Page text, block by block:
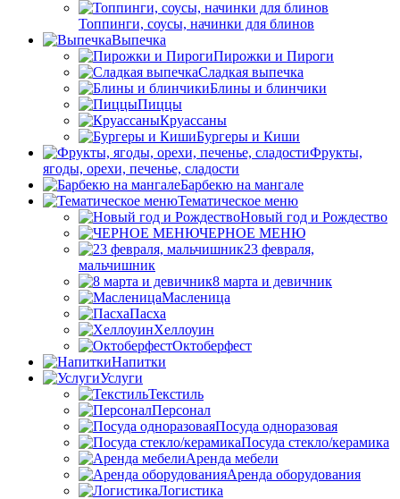
Топпинги, соусы, начинки для блинов
Выпечка
Пирожки и Пироги
Сладкая выпечка
Блины и блинчики
Пиццы
Круасcаны
Бургеры и Киши
Фрукты,
ягоды, орехи, печенье, сладости
Барбекю на мангале
Тематическое меню
Новый год и Рождество
ЧЕРНОЕ МЕНЮ
23 февраля,
мальчишник
8 марта и девичник
Масленица
Пасха
Хеллоуин
Октоберфест
Напитки
Услуги
Текстиль
Персонал
Посуда одноразовая
Посуда стекло/керамика
Аренда мебели
Аренда оборудования
Логистика